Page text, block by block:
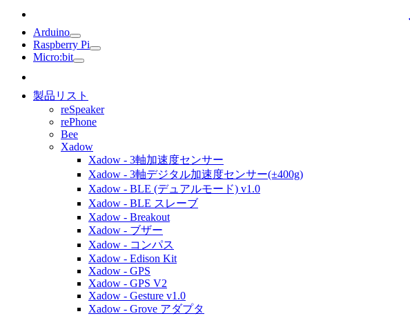
Arduino
Raspberry Pi
Micro:bit
製品リスト
reSpeaker
rePhone
Bee
Xadow
Xadow - 3軸加速度センサー
Xadow - 3軸デジタル加速度センサー(±400g)
Xadow - BLE (デュアルモード) v1.0
Xadow - BLE スレーブ
Xadow - Breakout
Xadow - ブザー
Xadow - コンパス
Xadow - Edison Kit
Xadow - GPS
Xadow - GPS V2
Xadow - Gesture v1.0
Xadow - Grove アダプタ